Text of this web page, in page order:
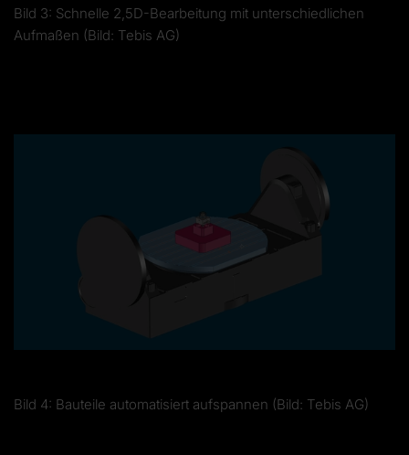
Bild 3: Schnelle 2,5D-Bearbeitung mit unterschiedlichen
Aufmaßen (Bild: Tebis AG)
Bild 4: Bauteile automatisiert aufspannen (Bild: Tebis AG)